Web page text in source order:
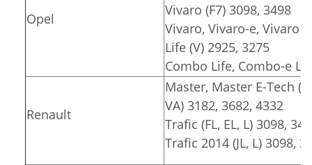
Opel
Vivaro (F7) 3098, 3498
Vivaro, Vivaro-e, Vivaro
Life (V) 2925, 3275
Combo Life, Combo-e
Renault
Master, Master E-Tech
VA) 3182, 3682, 4332
Trafic (FL, EL, L) 3098,
Trafic 2014 (JL, L) 3098,